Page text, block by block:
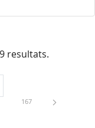
resultats.
TAB per navegar.
intermèdies Utilitzeu
Pàgina
167